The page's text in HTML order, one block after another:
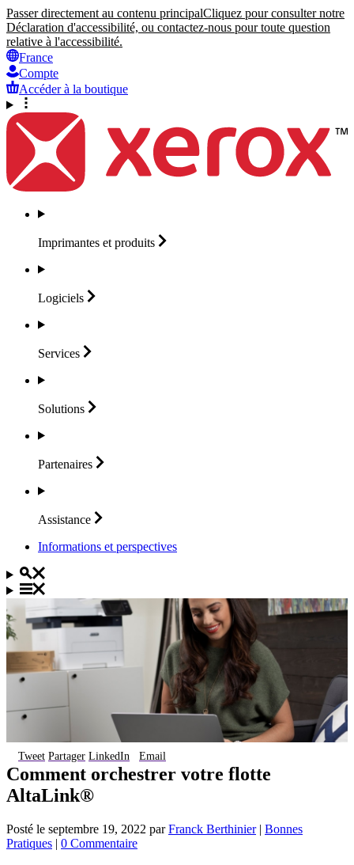
Passer directement au contenu principalCliquez pour consulter notre
Déclaration d'accessibilité, ou contactez-nous pour toute question
relative à l'accessibilité.
France
Compte
Accéder à la boutique
Imprimantes et produits
Logiciels
Services
Solutions
Partenaires
Assistance
Informations et perspectives
Tweet Partager LinkedIn Email
Comment orchestrer votre flotte
AltaLink®
Posté le septembre 19, 2022 parFranck Berthinier| Bonnes
Pratiques | 0 Commentaire